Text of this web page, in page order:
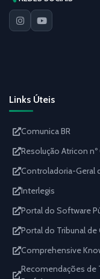
Links Úteis
Comunica BR
Resolução Atricon
Controladoria-Geral
Interlegis
Portal do Software
Portal do Tribunal
Comprehensive
Recomendações de